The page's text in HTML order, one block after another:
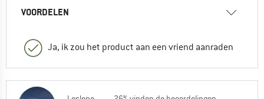
VOORDELEN
Ja, ik zou het product aan een vriend aanraden